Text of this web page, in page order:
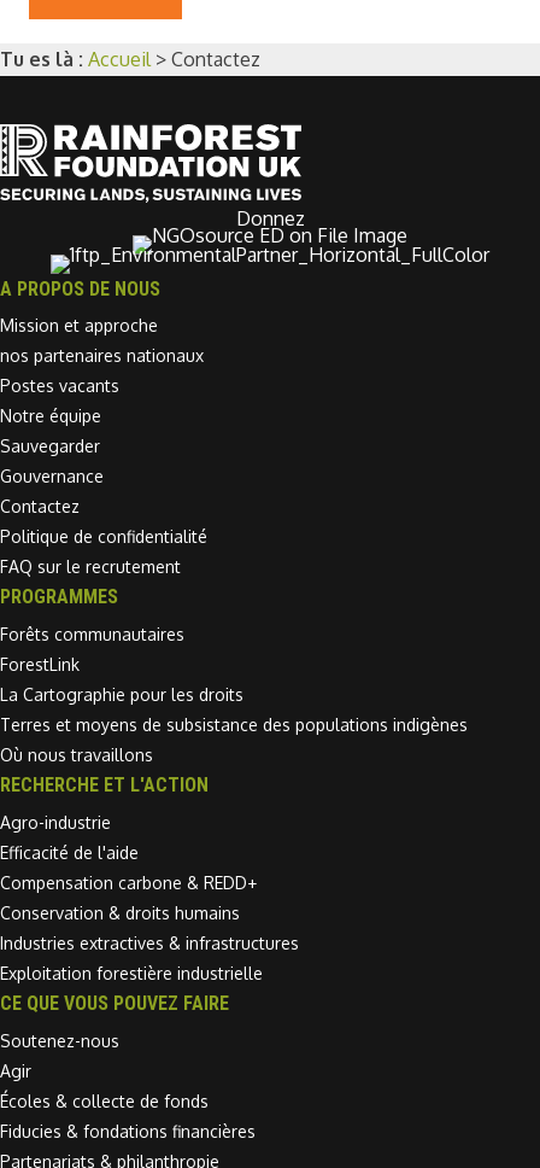
Tu es là : Accueil > Contactez
Donnez
A PROPOS DE NOUS
Mission et approche
nos partenaires nationaux
Postes vacants
Notre équipe
Sauvegarder
Gouvernance
Contactez
Politique de confidentialité
FAQ sur le recrutement
PROGRAMMES
Forêts communautaires
ForestLink
La Cartographie pour les droits
Terres et moyens de subsistance des populations indigènes
Où nous travaillons
RECHERCHE ET L'ACTION
Agro-industrie
Efficacité de l'aide
Compensation carbone & REDD+
Conservation & droits humains
Industries extractives & infrastructures
Exploitation forestière industrielle
CE QUE VOUS POUVEZ FAIRE
Soutenez-nous
Agir
Écoles & collecte de fonds
Fiducies & fondations financières
Partenariats & philanthropie